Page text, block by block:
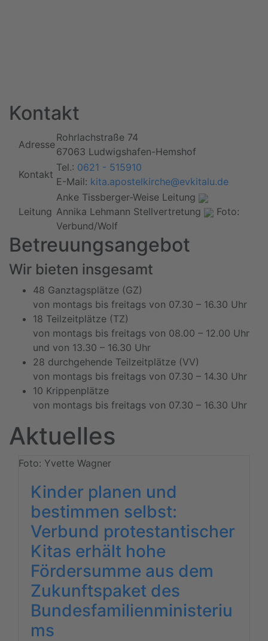
Kontakt
Adresse
Rohrlachstraße 74
67063 Ludwigshafen-Hemshof
Kontakt
Tel.: 0621 - 515910
E-Mail: kita.apostelkirche@evkitalu.de
Leitung
Anke Tissberger-Weise Leitung
Annika Lehmann Stellvertretung
Foto:
Verbund/Wolf
Betreuungsangebot
Wir bieten insgesamt
48 Ganztagsplätze (GZ)
von montags bis freitags von 07.30 – 16.30 Uhr
18 Teilzeitplätze (TZ)
von montags bis freitags von 08.00 – 12.00 Uhr
und von 13.30 – 16.30 Uhr
28 durchgehende Teilzeitplätze (VV)
von montags bis freitags von 07.30 – 14.30 Uhr
10 Krippenplätze
von montags bis freitags von 07.30 – 16.30 Uhr
Aktuelles
Foto: Yvette Wagner
Kinder planen und
bestimmen selbst:
Verbund protestantischer
Kitas erhält hohe
Fördersumme aus dem
Zukunftspaket des
Bundesfamilienministeriu
ms